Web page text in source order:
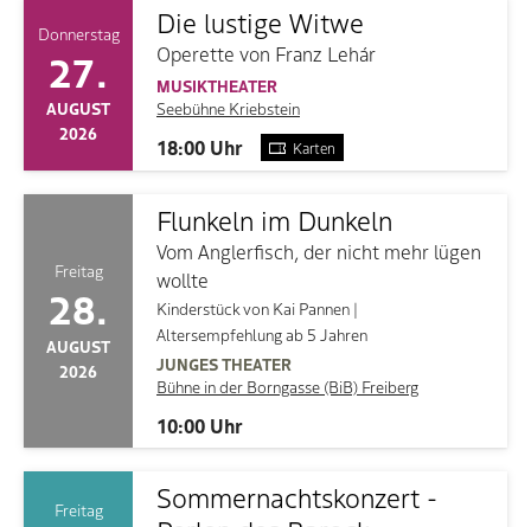
Donnerstag
27.
AUGUST
2026
Die lustige Witwe
Operette von Franz Lehár
MUSIKTHEATER
Seebühne Kriebstein
18:00 Uhr Karten
Freitag
28.
AUGUST
2026
Flunkeln im Dunkeln
Vom Anglerfisch, der nicht mehr lügen
wollte
Kinderstück von Kai Pannen |
Altersempfehlung ab 5 Jahren
JUNGES THEATER
Bühne in der Borngasse (BiB) Freiberg
10:00 Uhr
Freitag
Sommernachtskonzert -